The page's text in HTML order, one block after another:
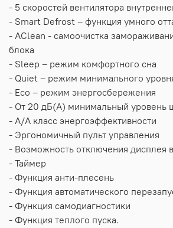
- 5 скоростей вентилятора
- Smart Defrost – функция умного
- AClean - cамоочистка
блока
- Sleep – режим комфортного сна
- Quiet – режим минимального
- Eco – режим энергосбережения
- От 20 дБ(А) минимальный уровень
- A/A класс энергоэффективности
- Эргономичный пульт управления
- Возможность отключения дисплея
- Таймер
- Функция анти-плесень
- Функция автоматического
- Функция самодиагностики
- Функция теплого пуска.